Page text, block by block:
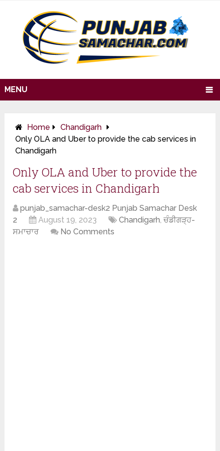
MENU
Home
Chandigarh
Only OLA and Uber to provide the cab services in
Chandigarh
Only OLA and Uber to provide the
cab services in Chandigarh
punjab_samachar-desk2 Punjab Samachar Desk
2
August 19, 2023 Chandigarh,ਚੰਡੀਗੜ੍ਹ-
ਸਮਾਚਾਰ
No Comments